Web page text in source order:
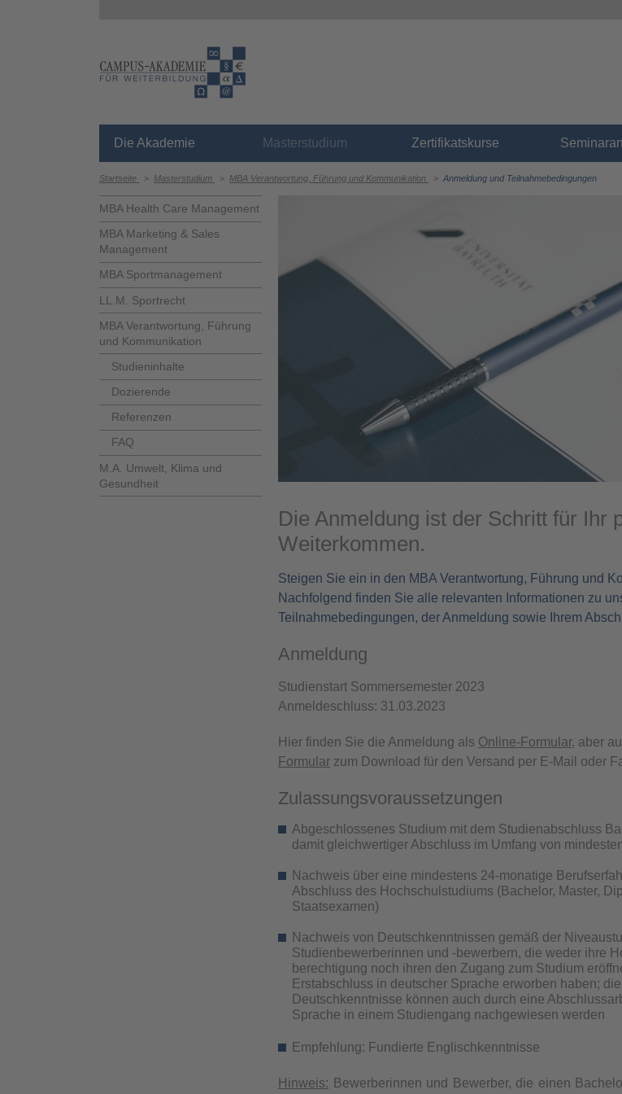
Die Akademie Masterstudium Zertifikatskurse
Startseite > Masterstudium > MBA Verantwortung, Führung und Kommunikation > Anmeldung und Teilnahmebedingungen
MBA Health Care Management
MBA Marketing & Sales
Management
MBA Sportmanagement
LL.M. Sportrecht
MBA Verantwortung, Führung
und Kommunikation
Studieninhalte
Dozierende
Referenzen
FAQ
M.A. Umwelt, Klima und
Gesundheit
Die Anmeldung ist der Schritt für Ihr
Weiterkommen.
Steigen Sie ein in den MBA Verantwortung, Führung und
Nachfolgend finden Sie alle relevanten Informationen zu
Teilnahmebedingungen, der Anmeldung sowie Ihrem
Anmeldung
Studienstart Sommersemester 2023
Anmeldeschluss: ​31.03.2023
Hier finden Sie die Anmeldung als Online-Formular, aber
Formular zum Download für den Versand per E-Mail oder
Zulassungsvoraussetzungen
Abgeschlossenes Studium mit dem Studienabschluss
damit gleichwertiger Abschluss im Umfang von
Nachweis über eine mindestens 24-monatige
Abschluss des Hochschulstudiums (Bachelor, Master,
Staatsexamen)
Nachweis von Deutschkenntnissen gemäß der
Studienbewerberinnen und -bewerbern, die weder ihre
berechtigung noch ihren den Zugang zum Studium
Erstabschluss in deutscher Sprache erworben haben;
Deutschkenntnisse können auch durch eine
Sprache in einem Studiengang nachgewiesen werden
Empfehlung: Fundierte Englischkenntnisse
Hinweis: Bewerberinnen und Bewerber, die einen